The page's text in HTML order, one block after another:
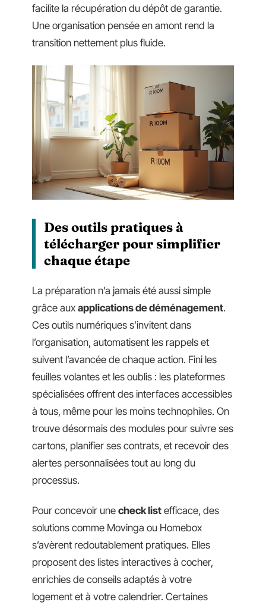
facilite la récupération du dépôt de garantie.
Une organisation pensée en amont rend la
transition nettement plus fluide.
Des outils pratiques à
télécharger pour simplifier
chaque étape
La préparation n’a jamais été aussi simple
grâce aux applications de déménagement.
Ces outils numériques s’invitent dans
l’organisation, automatisent les rappels et
suivent l’avancée de chaque action. Fini les
feuilles volantes et les oublis : les plateformes
spécialisées offrent des interfaces accessibles
à tous, même pour les moins technophiles. On
trouve désormais des modules pour suivre ses
cartons, planifier ses contrats, et recevoir des
alertes personnalisées tout au long du
processus.
Pour concevoir une check list efficace, des
solutions comme Movinga ou Homebox
s’avèrent redoutablement pratiques. Elles
proposent des listes interactives à cocher,
enrichies de conseils adaptés à votre
logement et à votre calendrier. Certaines